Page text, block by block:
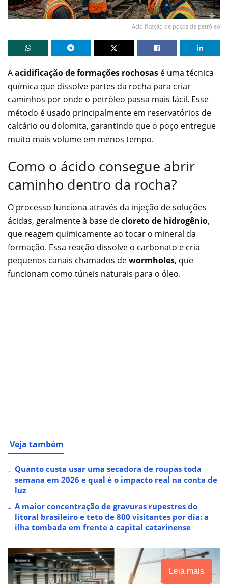
Acidificação de poços de petróleo
Aacidificação de formações rochosas é uma técnica
química que dissolve partes da rocha para criar
caminhos por onde o petróleo passa mais fácil. Esse
método é usado principalmente em reservatórios de
calcário ou dolomita, garantindo que o poço entregue
muito mais volume em menos tempo.
Como o ácido consegue abrir
caminho dentro da rocha?
O processo funciona através da injeção de soluções
ácidas, geralmente à base decloreto de hidrogênio,
que reagem quimicamente ao tocar o mineral da
formação. Essa reação dissolve o carbonato e cria
pequenos canais chamados dewormholes, que
funcionam como túneis naturais para o óleo.
Veja também
Quanto custa usar uma secadora de roupas toda
semana em 2026 e qual é o impacto real na conta de
luz
A maior concentração de gravuras rupestres do
litoral brasileiro e teto de 800 visitantes por dia: a
ilha tombada em frente à capital catarinense
Leia mais